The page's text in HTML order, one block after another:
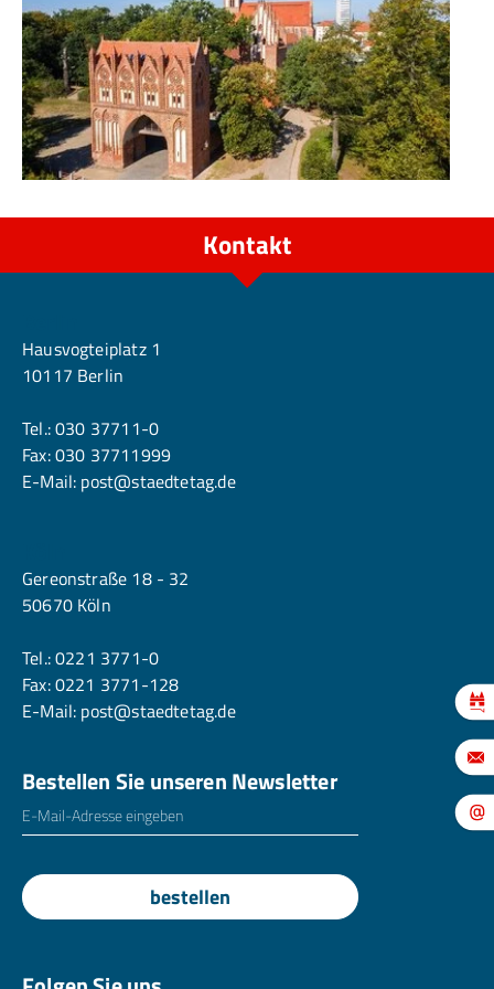
Kontakt
Hausvogteiplatz 1
10117 Berlin
Tel.:030 37711-0
Fax: 030 37711999
E-Mail: post@staedtetag.de
Gereonstraße 18 - 32
50670 Köln
Tel.:0221 3771-0
Fax: 0221 3771-128
E-Mail: post@staedtetag.de
Bestellen Sie unseren Newsletter
E-Mailadresse
bestellen